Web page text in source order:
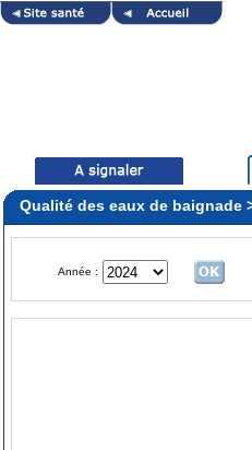
Qualité des eaux de baignade
Année :